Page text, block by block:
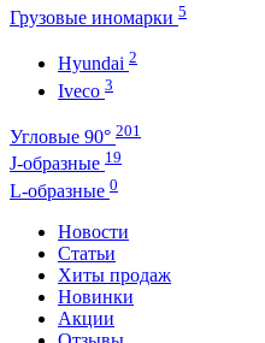
Грузовые иномарки 5
Hyundai 2
Iveco 3
Угловые 90° 201
J-образные 19
L-образные 0
Новости
Статьи
Хиты продаж
Новинки
Акции